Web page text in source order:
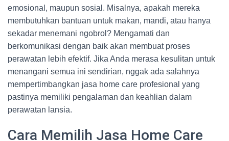
emosional, maupun sosial. Misalnya, apakah mereka
membutuhkan bantuan untuk makan, mandi, atau hanya
sekadar menemani ngobrol? Mengamati dan
berkomunikasi dengan baik akan membuat proses
perawatan lebih efektif. Jika Anda merasa kesulitan untuk
menangani semua ini sendirian, nggak ada salahnya
mempertimbangkan jasa home care profesional yang
pastinya memiliki pengalaman dan keahlian dalam
perawatan lansia.
Cara Memilih Jasa Home Care